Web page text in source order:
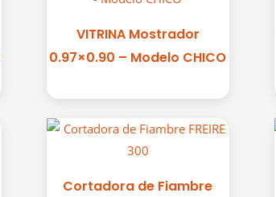
VITRINA Mostrador
0.97×0.90 – Modelo CHICO
Cortadora de Fiambre